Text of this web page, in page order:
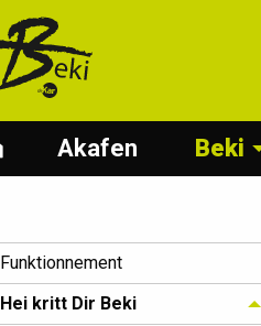
Akafen Beki
Funktionnement
Hei kritt Dir Beki